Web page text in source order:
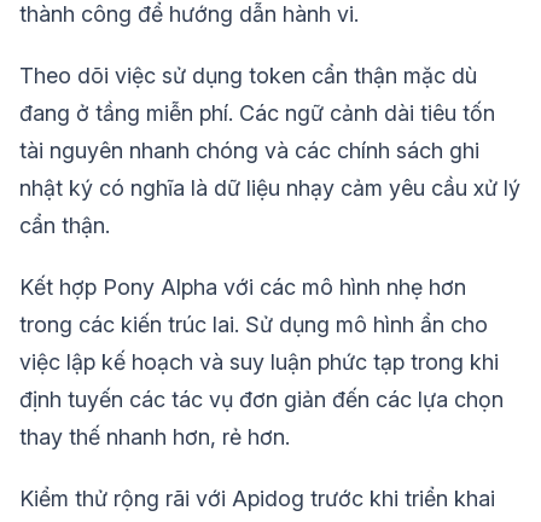
thành công để hướng dẫn hành vi.
Theo dõi việc sử dụng token cẩn thận mặc dù
đang ở tầng miễn phí. Các ngữ cảnh dài tiêu tốn
tài nguyên nhanh chóng và các chính sách ghi
nhật ký có nghĩa là dữ liệu nhạy cảm yêu cầu xử lý
cẩn thận.
Kết hợp Pony Alpha với các mô hình nhẹ hơn
trong các kiến trúc lai. Sử dụng mô hình ẩn cho
việc lập kế hoạch và suy luận phức tạp trong khi
định tuyến các tác vụ đơn giản đến các lựa chọn
thay thế nhanh hơn, rẻ hơn.
Kiểm thử rộng rãi với Apidog trước khi triển khai